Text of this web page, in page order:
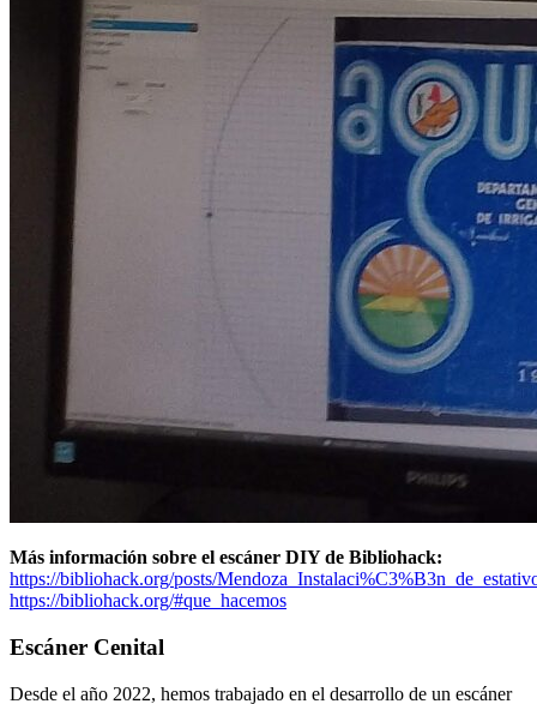
Más información sobre el escáner DIY de Bibliohack:
https://bibliohack.org/posts/
https://bibliohack.org/#que_hacemos
Escáner Cenital
Desde el año 2022, hemos trabajado en el desarrollo de un escáner